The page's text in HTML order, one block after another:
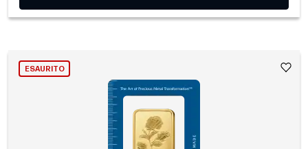
ESAURITO